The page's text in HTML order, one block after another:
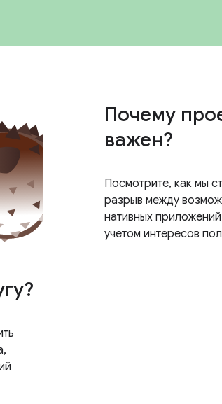
Почему
важен?
Посмотрите, как мы
разрыв между
нативных
учетом интересов